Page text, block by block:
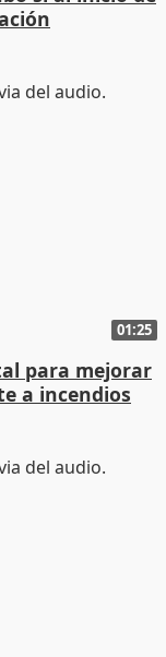
01:25
para mejorar
a incendios